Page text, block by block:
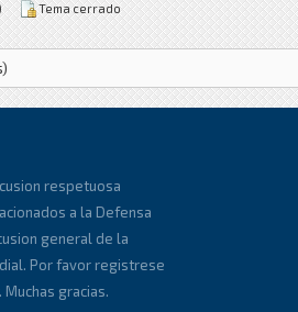
Tema cerrado
respetuosa
a la Defensa
general de la
Por favor registrese
gracias.